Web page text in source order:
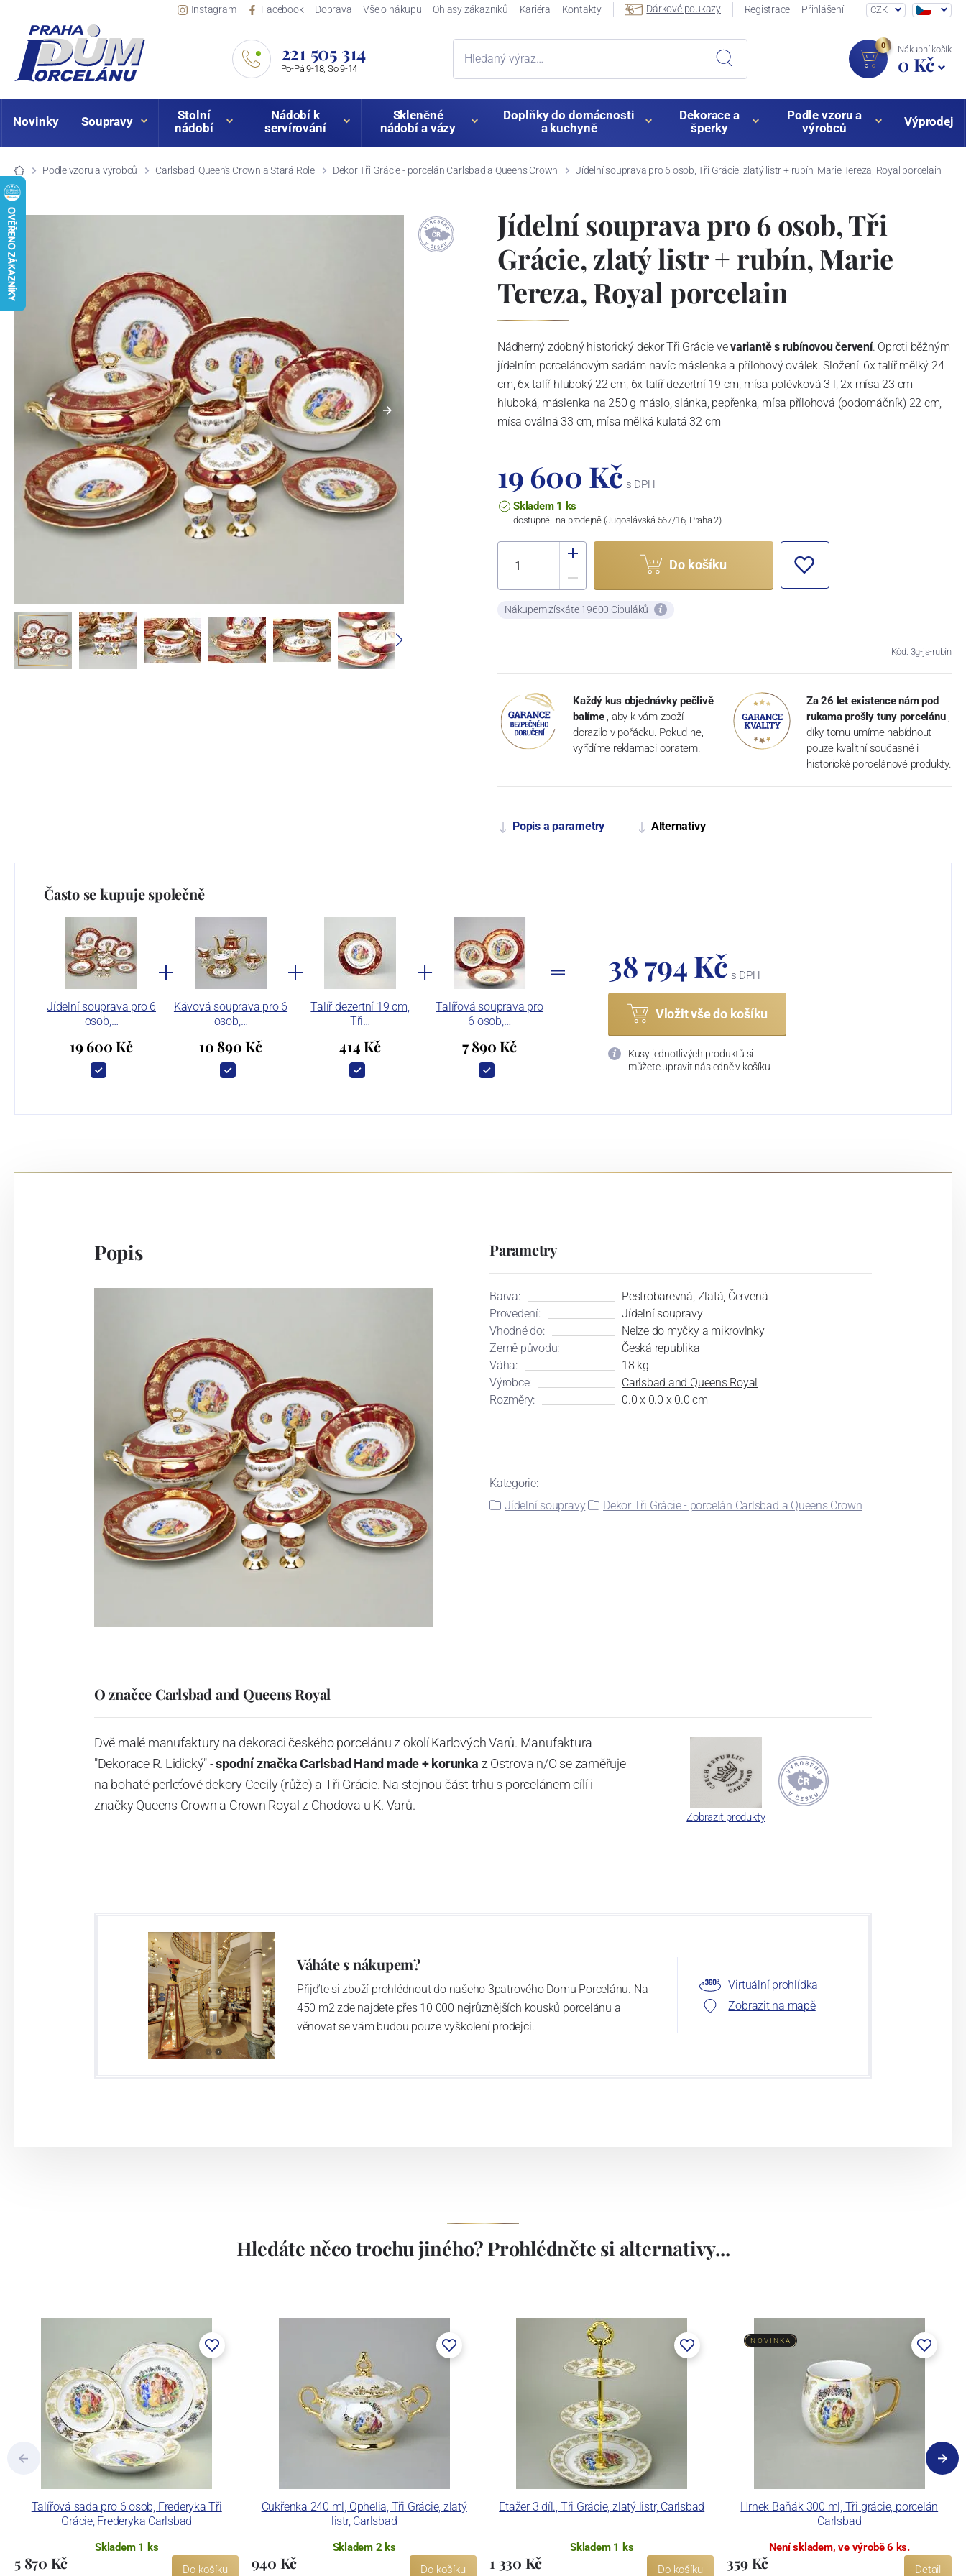
Instagram Facebook Doprava Vše o nákupu Ohlasy zákazníků Kariéra Kontakty Dárkové poukazy Registrace Přihlášení CZK
221 505 314
Po-Pá 9-18, So 9-14
0 Nákupní košík
0 Kč
Novinky Soupravy
Stolní
nádobí
Nádobí k
servírování
Skleněné
nádobí a vázy
Doplňky do domácnosti
a kuchyně
Dekorace a
šperky
Podle vzoru a
výrobců
Výprodej
Podle vzoru a výrobců Carlsbad, Queen's Crown a Stará Role Dekor Tři Grácie - porcelán Carlsbad a Queens Crown Jídelní souprava pro 6 osob, Tři Grácie, zlatý listr + rubín, Marie Tereza, Royal porcelain
Jídelní souprava pro 6 osob, Tři
Grácie, zlatý listr + rubín, Marie
Tereza, Royal porcelain
Nádherný zdobný historický dekor Tři Grácie vevariantě s rubínovou červení. Oproti běžným
jídelním porcelánovým sadám navíc máslenka a přílohový oválek. Složení: 6x talíř mělký 24
cm, 6x talíř hluboký 22 cm, 6x talíř dezertní 19 cm, mísa polévková 3 l, 2x mísa 23 cm
hluboká, máslenka na 250 g máslo, slánka, pepřenka, mísa přílohová (podomáčník) 22 cm,
mísa oválná 33 cm, mísa mělká kulatá 32 cm
19 600 Kč s DPH
Skladem 1 ks
dostupné i na prodejně (Jugoslávská 567/16, Praha 2)
Do košíku
Nákupem získáte 19600 Cibuláků
Kód: 3g-js-rubín
Každý kus objednávky pečlivě
balíme , aby k vám zboží
dorazilo v pořádku. Pokud ne,
vyřídíme reklamaci obratem.
Za 26 let existence nám pod
rukama prošly tuny porcelánu ,
díky tomu umíme nabídnout
pouze kvalitní současné i
historické porcelánové produkty.
Popis a parametry Alternativy
Často se kupuje společně
Jídelní souprava pro 6
osob,…
19 600 Kč
Kávová souprava pro 6
osob,…
10 890 Kč
Talíř dezertní 19 cm,
Tři…
414 Kč
Talířová souprava pro
6 osob,…
7 890 Kč
38 794 Kč s DPH
Vložit vše do košíku
Kusy jednotlivých produktů si
můžete upravit následně v košíku
Popis Parametry
Barva:
Pestrobarevná, Zlatá, Červená
Provedení:
Jídelní soupravy
Vhodné do:
Nelze do myčky a mikrovlnky
Země původu:
Česká republika
Váha:
18 kg
Výrobce:
Carlsbad and Queens Royal
Rozměry:
0.0 x 0.0 x 0.0 cm
Kategorie:
Jídelní soupravy
Dekor Tři Grácie - porcelán Carlsbad a Queens Crown
O značce Carlsbad and Queens Royal
Dvě malé manufaktury na dekoraci českého porcelánu z okolí Karlových Varů. Manufaktura
"Dekorace R. Lidický" -spodní značka Carlsbad Hand made + korunka z Ostrova n/O se zaměřuje
na bohaté perleťové dekory Cecily (růže) a Tři Grácie. Na stejnou část trhu s porcelánem cílí i
značky Queens Crown a Crown Royal z Chodova u K. Varů.
Zobrazit produkty
Váháte s nákupem?
Přijďte si zboží prohlédnout do našeho 3patrového Domu Porcelánu. Na
450 m2 zde najdete přes 10 000 nejrůznějších kousků porcelánu a
věnovat se vám budou pouze vyškolení prodejci.
Virtuální prohlídka
Zobrazit na mapě
Hledáte něco trochu jiného? Prohlédněte si alternativy...
Talířová sada pro 6 osob, Frederyka Tři
Grácie, Frederyka Carlsbad
Skladem 1 ks
5 870 Kč Do košíku
Cukřenka 240 ml, Ophelia, Tři Grácie, zlatý
listr, Carlsbad
Skladem 2 ks
940 Kč Do košíku
Etažer 3 díl., Tři Grácie, zlatý listr, Carlsbad
Skladem 1 ks
1 330 Kč Do košíku
Hrnek Baňák 300 ml, Tři grácie, porcelán
Carlsbad
NOVINKA
Není skladem, ve výrobě 6 ks.
359 Kč Detail